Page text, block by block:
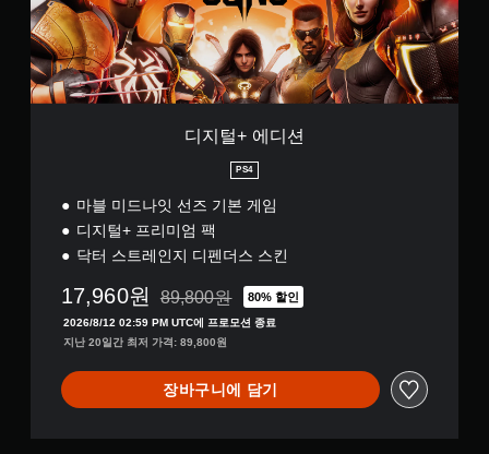
디지털+ 에디션
PS4
마블 미드나잇 선즈 기본 게임
디지털+ 프리미엄 팩
닥터 스트레인지 디펜더스 스킨
17,960원 89,800원의 원래 가격에서 할인됨
89,800원 80% 할인
2026/8/12 02:59 PM UTC에 프로모션 종료
지난 20일간 최저 가격: 89,800원
장바구니에 담기